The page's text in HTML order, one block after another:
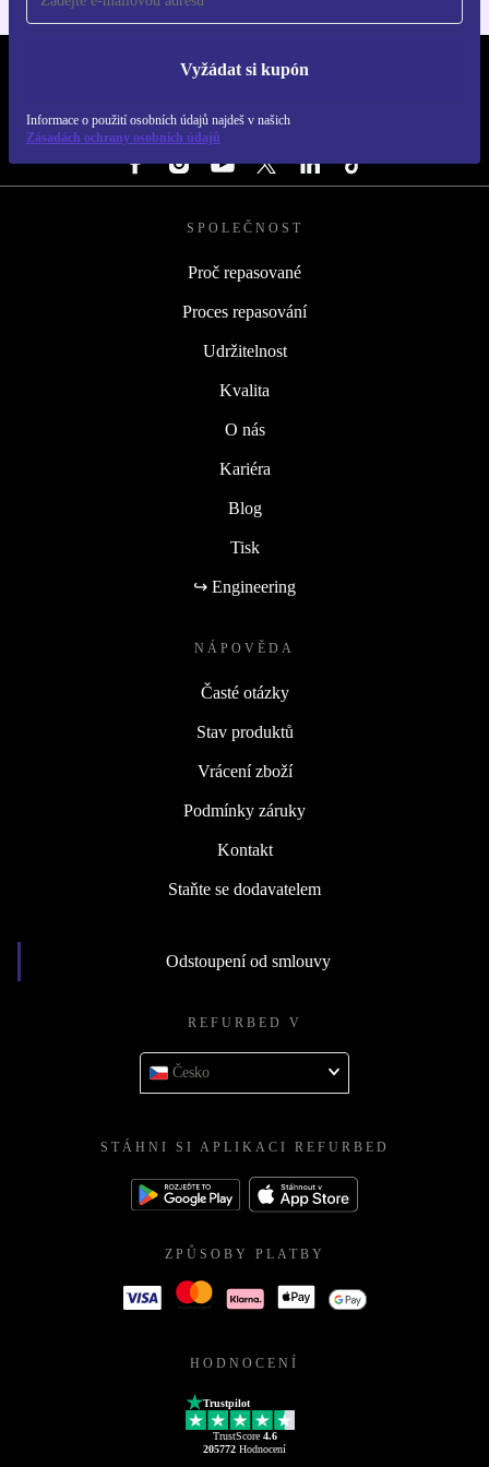
Vyžádat si kupón
Informace o použití osobních údajů najdeš v našich
Zásadách ochrany osobních údajů
REFURBED ČESKO - RETHINK NEW.
SLEDUJ NÁS
SPOLEČNOST
Proč repasované
Proces repasování
Udržitelnost
Kvalita
O nás
Kariéra
Blog
Tisk
↪ Engineering
NÁPOVĚDA
Časté otázky
Stav produktů
Vrácení zboží
Podmínky záruky
Kontakt
Staňte se dodavatelem
Odstoupení od smlouvy
REFURBED V
Česko
STÁHNI SI APLIKACI REFURBED
ZPŮSOBY PLATBY
HODNOCENÍ
Trustpilot
TrustScore 4.6
205772 Hodnocení